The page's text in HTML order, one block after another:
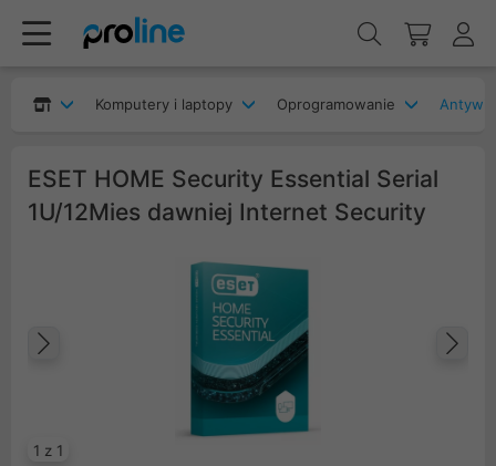
Komputery i laptopy Oprogramowanie
ESET HOME Security Essential Serial
1U/12Mies dawniej Internet Security
1 z 1
Poprzedni